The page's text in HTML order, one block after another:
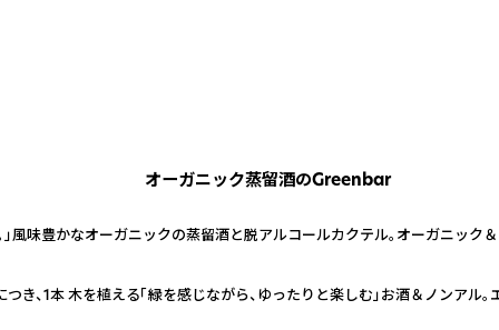
オーガニック蒸留酒のGreenbar
風味豊かなオーガニックの蒸留酒と脱アルコールカクテル。オーガニック
つき、1本 木を植える「緑を感じながら、ゆったりと楽しむ」お酒＆ノンアル